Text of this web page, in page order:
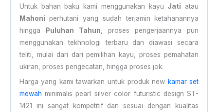
Untuk bahan baku kami menggunakan kayu Jati atau
Mahoni perhutani yang sudah terjamin ketahanannya
hingga Puluhan Tahun , proses pengerjaannya pun
menggunakan tekhnologi terbaru dan diawasi secara
teliti, mulai dari dari pemilihan kayu, proses pemahatan
ukiran, proses pengecatan, hingga proses jok.
Harga yang kami tawarkan untuk produk new kamar set
mewah minimalis pearl silver color futuristic design ST-
1421 ini sangat kompetitif dan sesuai dengan kualitas